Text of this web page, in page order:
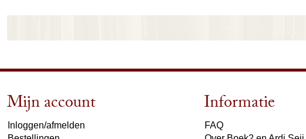
Mijn account
Inloggen/afmelden
Informatie
FAQ